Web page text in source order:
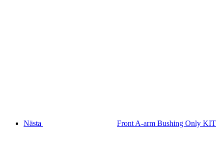
Nästa Front A-arm Bushing Only KIT